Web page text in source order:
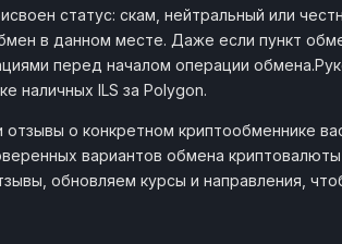
статус: скам, нейтральный или
в данном месте. Даже если пункт
перед началом операции
наличных ILS за Polygon.
о конкретном криптообменнике
вариантов обмена
обновляем курсы и направления,